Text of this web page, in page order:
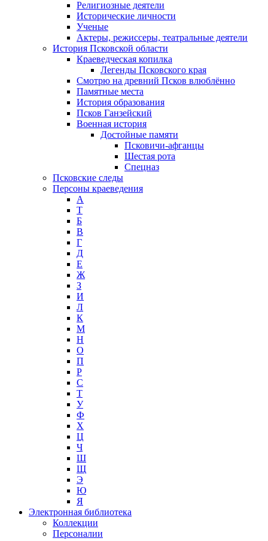
Религиозные деятели
Исторические личности
Ученые
Актеры, режиссеры, театральные деятели
История Псковской области
Краеведческая копилка
Легенды Псковского края
Смотрю на древний Псков влюблённо
Памятные места
История образования
Псков Ганзейский
Военная история
Достойные памяти
Псковичи-афганцы
Шестая рота
Спецназ
Псковские следы
Персоны краеведения
А
T
Б
В
Г
Д
Е
Ж
З
И
Л
К
М
Н
О
П
Р
С
Т
У
Ф
Х
Ц
Ч
Ш
Щ
Э
Ю
Я
Электронная библиотека
Коллекции
Персоналии